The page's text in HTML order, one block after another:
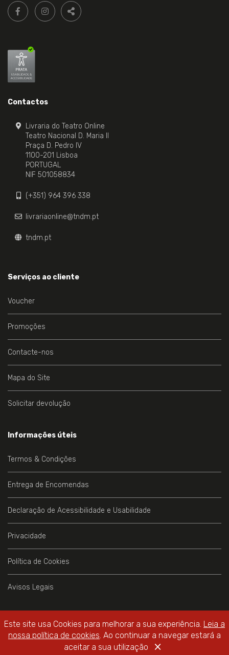
Este site usa Cookies para melhorar a sua experiência. Leia a
nossa política de cookies. Ao continuar a navegar estará a
aceitar a sua utilização
×
Siga-
nos:
FACEBOOK LIVRARIA DO TEATRO ONLINE.
INSTAGRAM LIVRARIA DO TEATRO ONLINE.
PARTILHAR
Contactos
Livraria do Teatro Online
Teatro Nacional D. Maria II
Praça D. Pedro IV
1100-201 Lisboa
PORTUGAL
NIF 501058834
(+351) 964 396 338
livrariaonline@tndm.pt
tndm.pt
Serviços ao cliente
Voucher
Promoções
Contacte-nos
Mapa do Site
Solicitar devolução
Informações úteis
Termos & Condições
Entrega de Encomendas
Declaração de Acessibilidade e Usabilidade
Privacidade
Política de Cookies
Avisos Legais
Livraria do Teatro Online© 2026 - All Rights Reserved
WebDesign byGlobal Pixel